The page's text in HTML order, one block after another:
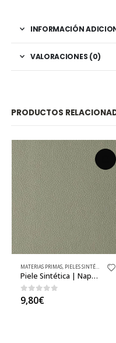
INFORMACIÓN
VALORACIONES (0)
PRODUCTOS
,PIELES SINTÉTICAS BÁSICAS,
MATERIAS PRIMAS, PIELES SINTÉTICAS / NAPA / CUERO SINTÉTICO
Piele Sintética | Napa Cemento al Metro
0out of 5
9,80€